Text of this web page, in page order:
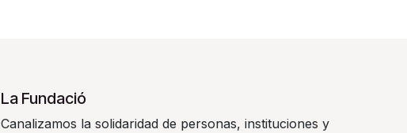
La Fundació
Canalizamos la solidaridad de personas, instituciones y